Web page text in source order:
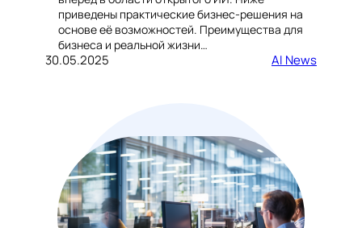
приведены практические бизнес-решения на
основе её возможностей. Преимущества для
бизнеса и реальной жизни…
30.05.2025 AI News